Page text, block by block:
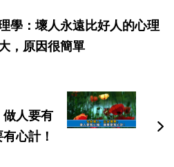
學：壞人永遠比好人的心理
，原因很簡單
人要有
心計！